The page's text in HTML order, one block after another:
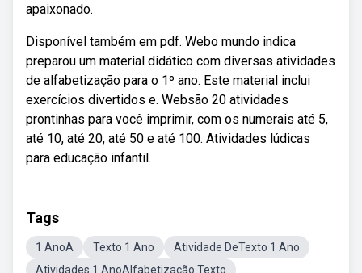
apaixonado.
Disponível também em pdf. Webo mundo indica
preparou um material didático com diversas atividades
de alfabetização para o 1º ano. Este material inclui
exercícios divertidos e. Websão 20 atividades
prontinhas para você imprimir, com os numerais até 5,
até 10, até 20, até 50 e até 100. Atividades lúdicas
para educação infantil.
Tags
1 AnoA Texto 1 Ano
Atividade DeTexto 1 Ano
Atividades 1 AnoAlfabetização Texto